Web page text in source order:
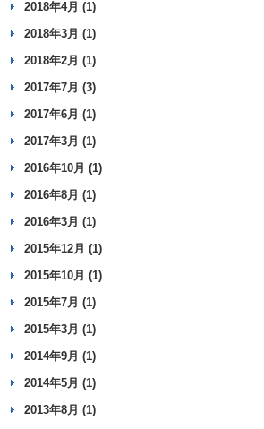
2018年4月 (1)
2018年3月 (1)
2018年2月 (1)
2017年7月 (3)
2017年6月 (1)
2017年3月 (1)
2016年10月 (1)
2016年8月 (1)
2016年3月 (1)
2015年12月 (1)
2015年10月 (1)
2015年7月 (1)
2015年3月 (1)
2014年9月 (1)
2014年5月 (1)
2013年8月 (1)